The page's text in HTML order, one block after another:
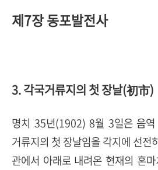
제7장 동포발전사
3. 각국거류지의 첫 장날(初市)
명치 35년(1902) 8월 3일은 음
거류지의 첫 장날임을 각지에 선전
관에서 아래로 내려온 현재의 혼